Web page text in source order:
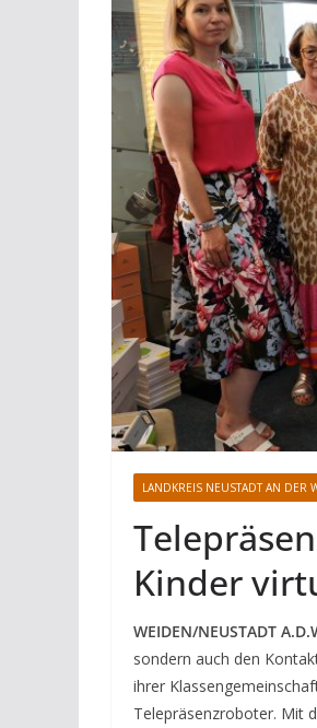
LANDKREIS NEUSTADT AN DER
Kinder
WEIDEN/NEUSTADT
sondern auch den
ihrer
Telepräsenzroboter. Mit